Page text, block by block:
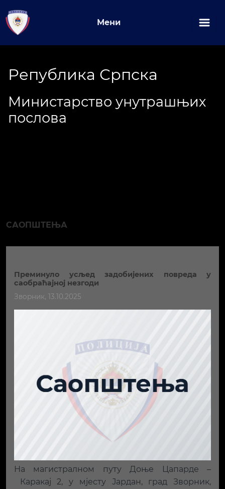
Мени
Република Српска
Министарство унутрашњих
послова
САОПШТЕЊА
Преминуло усљед задобијених повреда у
саобраћајној незгоди
Зворник, 13.10.2025
На магистралном путу Доње Цапарде –
Каракај 2, у мјесту Јардан, град Зворник,